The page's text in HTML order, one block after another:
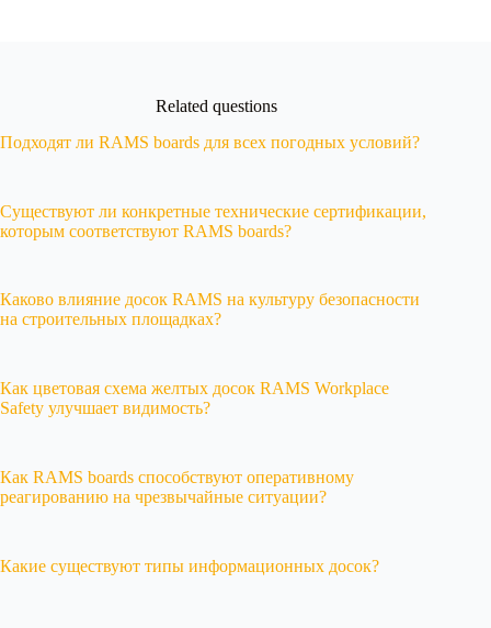
Related questions
Подходят ли RAMS boards для всех погодных условий?
Существуют ли конкретные технические сертификации,
которым соответствуют RAMS boards?
Каково влияние досок RAMS на культуру безопасности
на строительных площадках?
Как цветовая схема желтых досок RAMS Workplace
Safety улучшает видимость?
Как RAMS boards способствуют оперативному
реагированию на чрезвычайные ситуации?
Какие существуют типы информационных досок?